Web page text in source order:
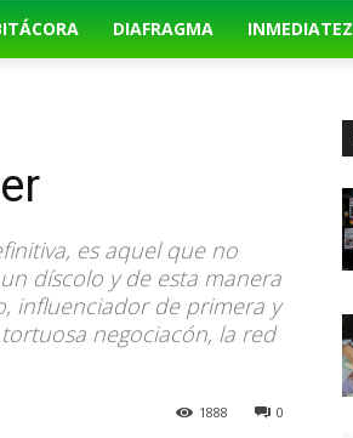
DIAFRAGMA INMEDIATEZ
es aquel que no
díscolo y de esta manera
influenciador de primera y
negociacón, la red
0
1888